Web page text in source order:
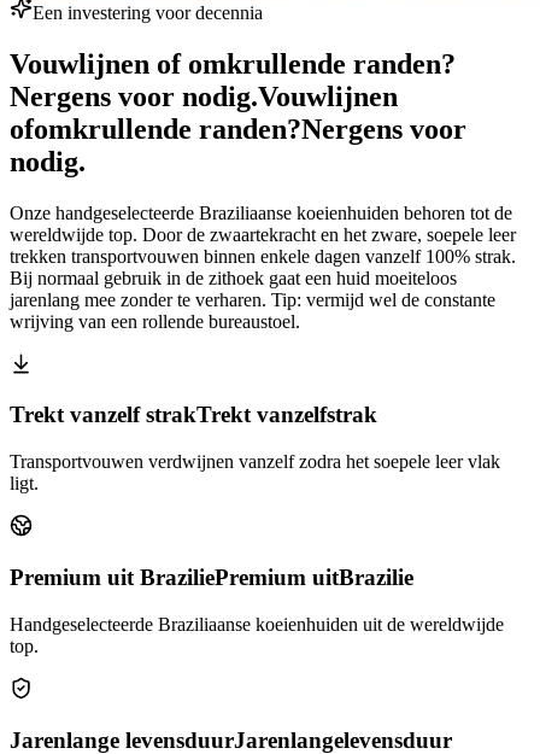
Een investering voor decennia
Vouwlijnen of omkrullende randen?
Nergens voor nodig.Vouwlijnen
ofomkrullende randen?Nergens voor
nodig.
Onze handgeselecteerde Braziliaanse koeienhuiden behoren tot de
wereldwijde top. Door de zwaartekracht en het zware, soepele leer
trekken transportvouwen binnen enkele dagen vanzelf 100% strak.
Bij normaal gebruik in de zithoek gaat een huid moeiteloos
jarenlang mee zonder te verharen. Tip: vermijd wel de constante
wrijving van een rollende bureaustoel.
Trekt vanzelf strakTrekt vanzelfstrak
Transportvouwen verdwijnen vanzelf zodra het soepele leer vlak
ligt.
Premium uit BraziliePremium uitBrazilie
Handgeselecteerde Braziliaanse koeienhuiden uit de wereldwijde
top.
Jarenlange levensduurJarenlangelevensduur